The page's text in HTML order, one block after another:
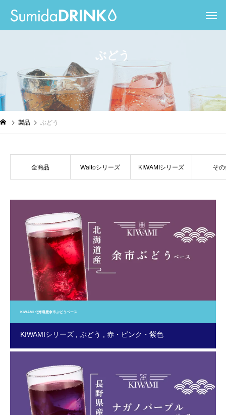
ぶ ど う
製品 ぶどう
全商品 Waltoシリーズ KIWAMIシリーズ そ
KIWAMI 北海道産余市ぶどうベース
KIWAMIシリーズ ぶどう 赤・ピンク・紫色